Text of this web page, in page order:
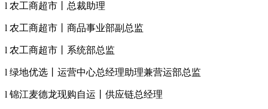
l 农工商超市丨总裁助理
l 农工商超市丨商品事业部副总监
l 农工商超市丨系统部总监
l 绿地优选丨运营中心总经理助理兼营运部总监
l 锦江麦德龙现购自运丨供应链总经理